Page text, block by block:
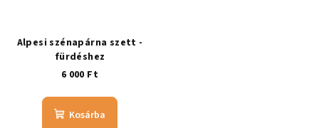
Alpesi szénapárna szett -
fürdéshez
6 000 Ft
Kosárba